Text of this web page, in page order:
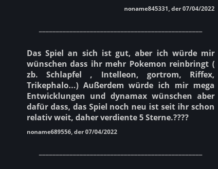
noname845331, der 07/04/2022
Das Spiel an sich ist gut, aber ich würde mir
wünschen dass ihr mehr Pokemon reinbringt (
zb. Schlapfel , Intelleon, gortrom, Riffex,
Trikephalo...) Außerdem würde ich mir mega
Entwicklungen und dynamax wünschen aber
dafür dass, das Spiel noch neu ist seit ihr schon
relativ weit, daher verdiente 5 Sterne.????
noname689556, der 07/04/2022